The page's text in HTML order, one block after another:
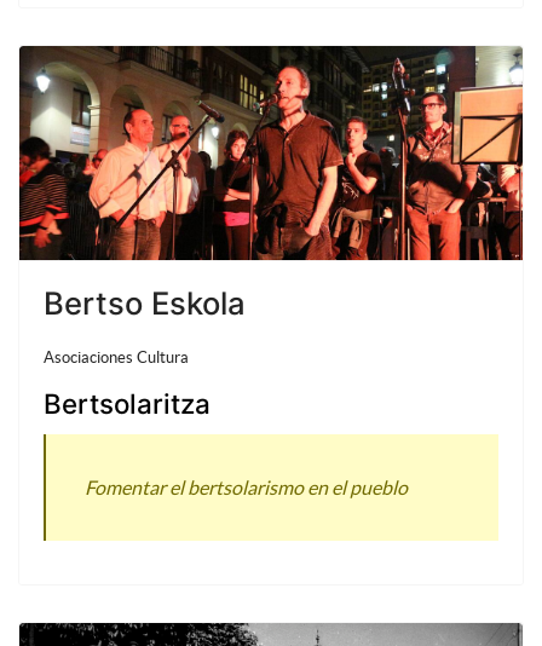
Bertso Eskola
Asociaciones Cultura
Bertsolaritza
Fomentar el bertsolarismo en el pueblo